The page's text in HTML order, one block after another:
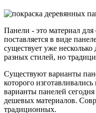
Панели - это материал
поставляется в виде
существует уже
разных стилей, но
Существуют варианты
которого
варианты панелей
дешевых материалов.
традиционных.